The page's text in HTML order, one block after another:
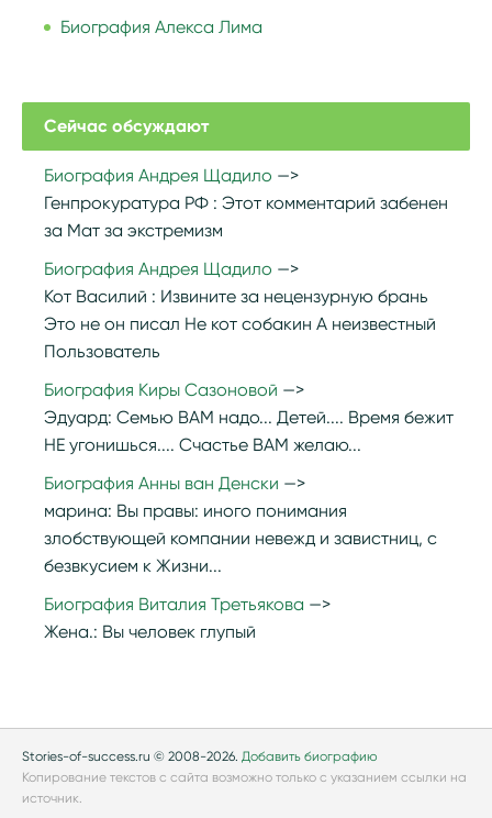
Биография Алекса Лима
Сейчас обсуждают
Биография Андрея Щадило
Генпрокуратура РФ : Этот комментарий забенен
за Мат за экстремизм
Биография Андрея Щадило
Кот Василий : Извините за нецензурную брань
Это не он писал Не кот собакин А неизвестный
Пользователь
Биография Киры Сазоновой
Эдуард: Семью ВАМ надо... Детей.... Время бежит
НЕ угонишься.... Счастье ВАМ желаю...
Биография Анны ван Денски
марина: Вы правы: иного понимания
злобствующей компании невежд и завистниц, с
безвкусием к Жизни...
Биография Виталия Третьякова
Жена.: Вы человек глупый
Stories-of-success.ru © 2008-2026. Добавить биографию
Копирование текстов с сайта возможно только с указанием ссылки на
источник.